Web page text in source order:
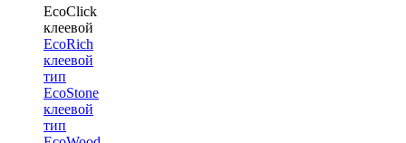
EcoClick
клеевой
EcoRich
клеевой
тип
EcoStone
клеевой
тип